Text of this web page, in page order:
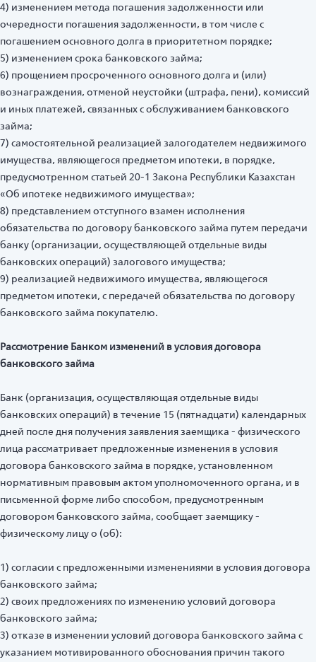
4) изменением метода погашения задолженности или
очередности погашения задолженности, в том числе с
погашением основного долга в приоритетном порядке;
5) изменением срока банковского займа;
6) прощением просроченного основного долга и (или)
вознаграждения, отменой неустойки (штрафа, пени), комиссий
и иных платежей, связанных с обслуживанием банковского
займа;
7) самостоятельной реализацией залогодателем недвижимого
имущества, являющегося предметом ипотеки, в порядке,
предусмотренном статьей 20-1 Закона Республики Казахстан
«Об ипотеке недвижимого имущества»;
8) представлением отступного взамен исполнения
обязательства по договору банковского займа путем передачи
банку (организации, осуществляющей отдельные виды
банковских операций) залогового имущества;
9) реализацией недвижимого имущества, являющегося
предметом ипотеки, с передачей обязательства по договору
банковского займа покупателю.
Рассмотрение Банком изменений в условия договора
банковского займа
Банк (организация, осуществляющая отдельные виды
банковских операций) в течение 15 (пятнадцати) календарных
дней после дня получения заявления заемщика - физического
лица рассматривает предложенные изменения в условия
договора банковского займа в порядке, установленном
нормативным правовым актом уполномоченного органа, и в
письменной форме либо способом, предусмотренным
договором банковского займа, сообщает заемщику -
физическому лицу о (об):
1) согласии с предложенными изменениями в условия договора
банковского займа;
2) своих предложениях по изменению условий договора
банковского займа;
3) отказе в изменении условий договора банковского займа с
указанием мотивированного обоснования причин такого